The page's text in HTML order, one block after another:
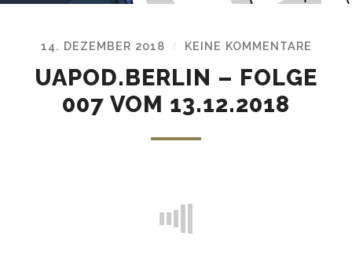
14. DEZEMBER 2018 / KEINE KOMMENTARE
UAPOD.BERLIN – FOLGE
007 VOM 13.12.2018